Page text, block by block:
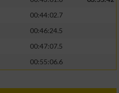
00:44:02.7
00:46:24.5
00:47:07.5
00:55:06.6